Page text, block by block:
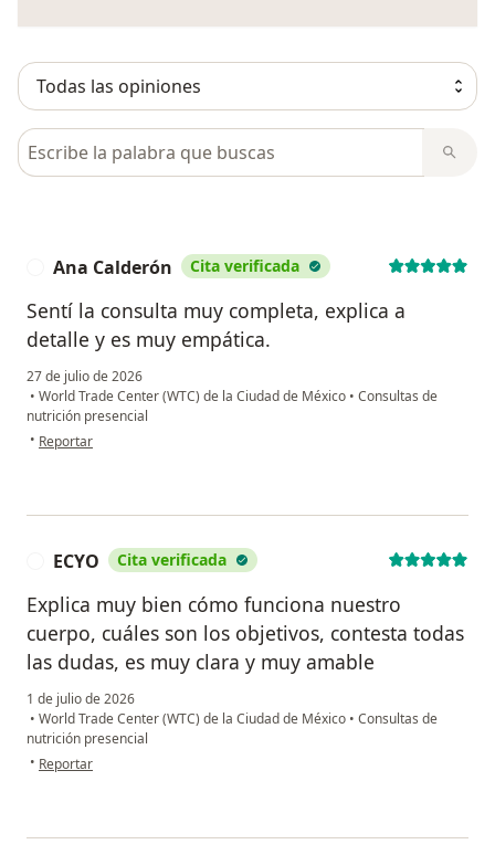
Busca en opiniones
Ana Calderón Cita verificada
Sentí la consulta muy completa, explica a
detalle y es muy empática.
27 de julio de 2026
• World Trade Center (WTC) de la Ciudad de México • Consultas de
nutrición presencial
• en opinión del usuario Ana Calderón
Reportar
ECYO Cita verificada
Explica muy bien cómo funciona nuestro
cuerpo, cuáles son los objetivos, contesta todas
las dudas, es muy clara y muy amable
1 de julio de 2026
• World Trade Center (WTC) de la Ciudad de México • Consultas de
nutrición presencial
• en opinión del usuario ECYO
Reportar